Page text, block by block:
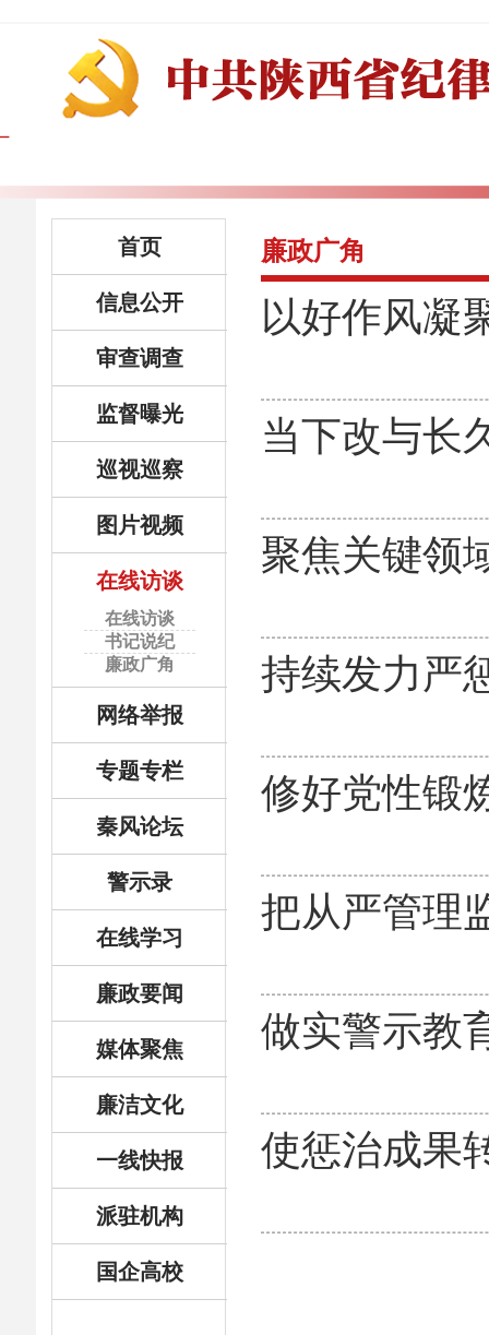
首页
信息公开
审查调查
监督曝光
巡视巡察
图片视频
在线访谈
在线访谈
书记说纪
廉政广角
网络举报
专题专栏
秦风论坛
警示录
在线学习
廉政要闻
媒体聚焦
廉洁文化
一线快报
派驻机构
国企高校
廉政广角
以好作风凝
当下改与长
聚焦关键领
持续发力严
修好党性锻
把从严管理
做实警示教
使惩治成果